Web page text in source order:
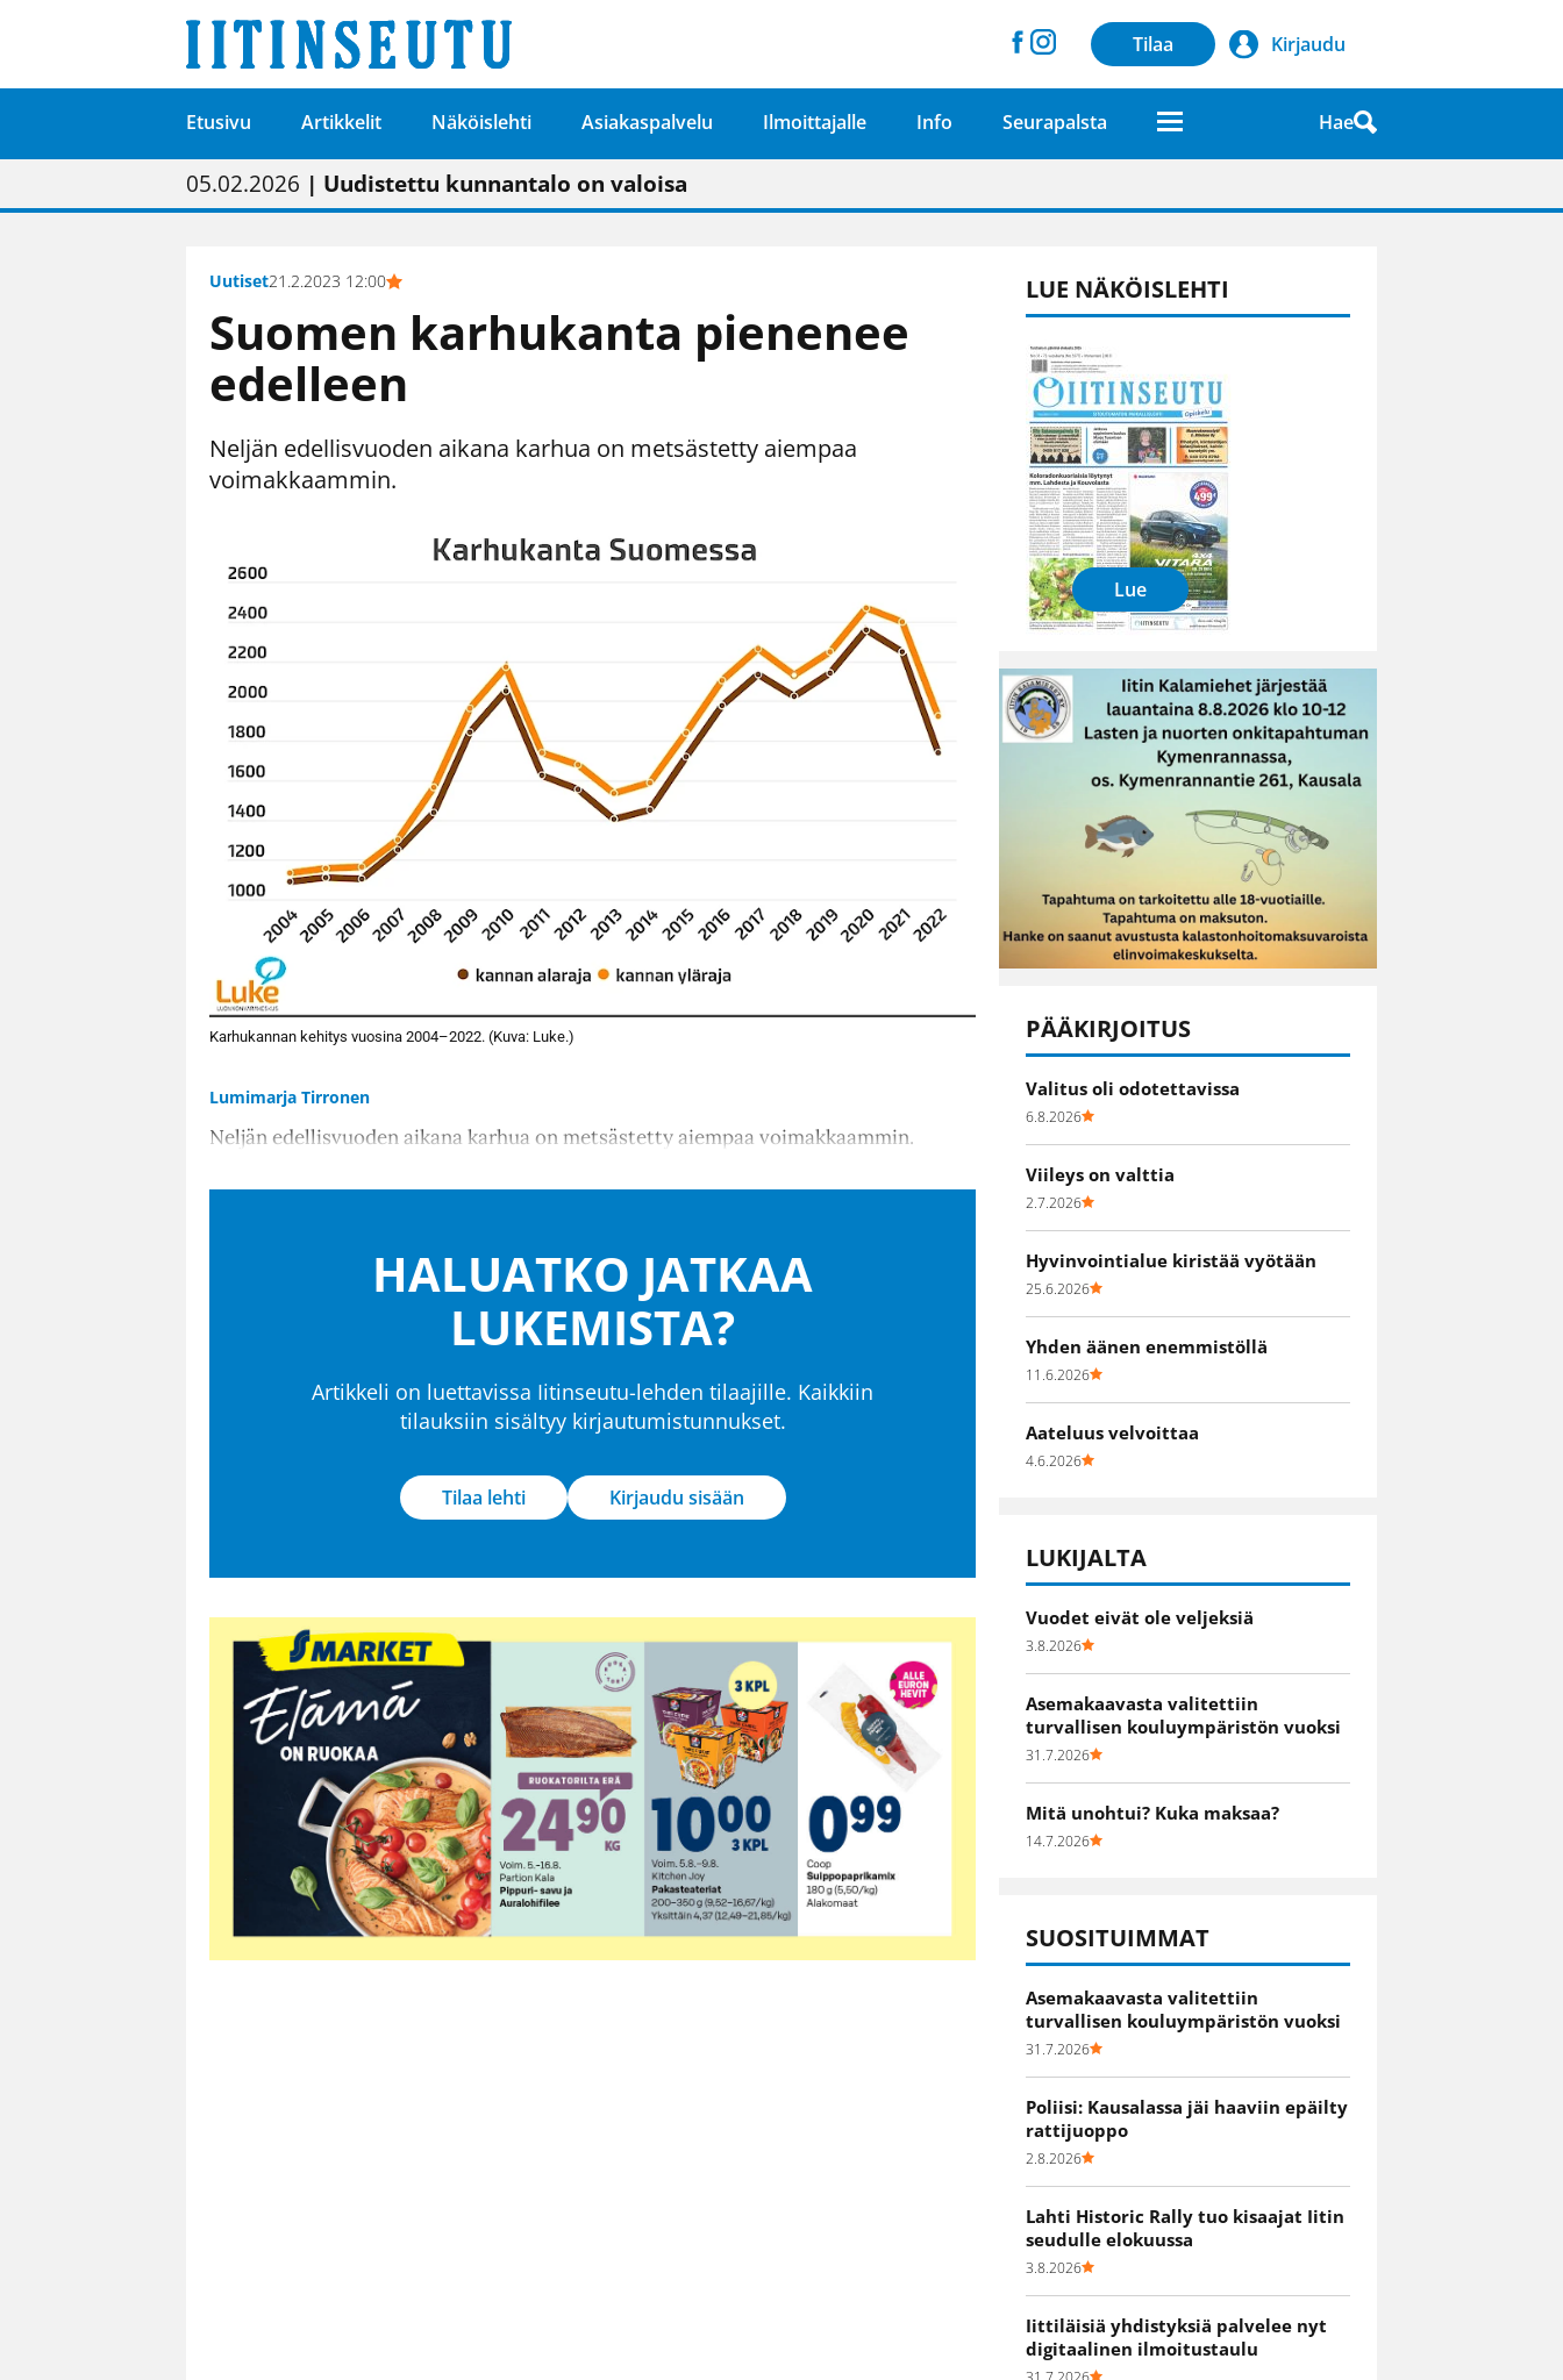
Tilaa Kirjaudu
Etusivu Artikkelit Näköislehti Asiakaspalvelu Ilmoittajalle Info Seurapalsta Hae
01.02.2026 | Painon vaihtumisen pitäisi näkyä hieman parempana painojäljen laatuna lehdessä
05.02.2026 | Uudistettu kunnantalo on valoisa
23.04.2026 | “Olemme käynnistämässä uudelleen keskustavisiotyön”
09.05.2026| "Maalla on totuttu elämään omavaraisemmin kuin kaupungissa"
Uutiset21.2.2023 12:00
Suomen karhukanta pienenee
edelleen
Neljän edellisvuoden aikana karhua on metsästetty aiempaa
voimakkaammin.
Karhukannan kehitys vuosina 2004–2022. (Kuva: Luke.)
Lumimarja Tirronen
Neljän edellisvuoden aikana karhua on metsästetty aiempaa voimakkaammin.
HALUATKO JATKAA
LUKEMISTA?
Artikkeli on luettavissa Iitinseutu-lehden tilaajille. Kaikkiin
tilauksiin sisältyy kirjautumistunnukset.
Tilaa lehti Kirjaudu sisään
LUE NÄKÖISLEHTI
Lue
PÄÄKIRJOITUS
Valitus oli odotettavissa
6.8.2026
Viileys on valttia
2.7.2026
Hyvinvointialue kiristää vyötään
25.6.2026
Yhden äänen enemmistöllä
11.6.2026
Aateluus velvoittaa
4.6.2026
LUKIJALTA
Vuodet eivät ole veljeksiä
3.8.2026
Asemakaavasta valitettiin
turvallisen kouluympäristön vuoksi
31.7.2026
Mitä unohtui? Kuka maksaa?
14.7.2026
SUOSITUIMMAT
Asemakaavasta valitettiin
turvallisen kouluympäristön vuoksi
31.7.2026
Poliisi: Kausalassa jäi haaviin epäilty
rattijuoppo
2.8.2026
Lahti Historic Rally tuo kisaajat Iitin
seudulle elokuussa
3.8.2026
Iittiläisiä yhdistyksiä palvelee nyt
digitaalinen ilmoitustaulu